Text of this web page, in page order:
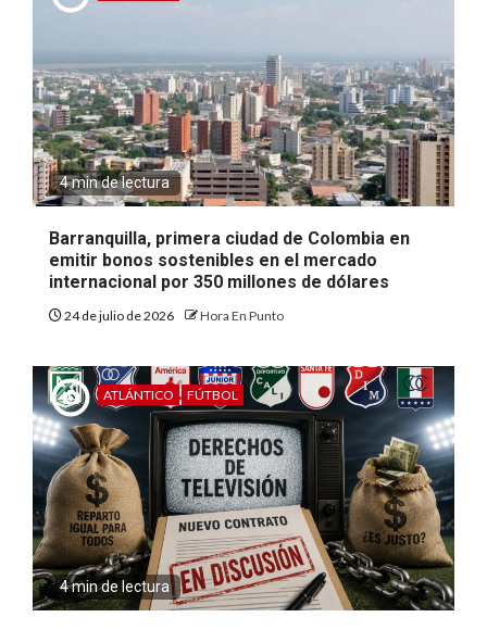
4 min de lectura
Barranquilla, primera ciudad de Colombia en
emitir bonos sostenibles en el mercado
internacional por 350 millones de dólares
24 de julio de 2026 Hora En Punto
ATLÁNTICO FÚTBOL
4 min de lectura